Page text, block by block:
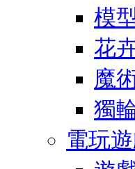
模
花
魔
獨
電玩